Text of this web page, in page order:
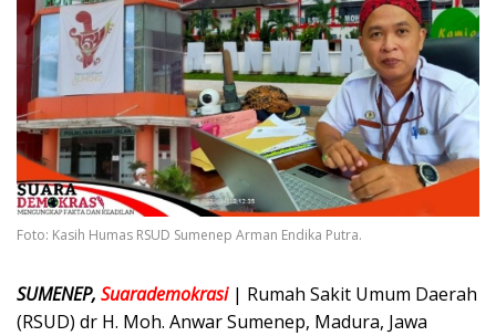
Foto: Kasih Humas RSUD Sumenep Arman Endika Putra.
SUMENEP, Suarademokrasi| Rumah Sakit Umum Daerah
(RSUD) dr H. Moh. Anwar Sumenep, Madura, Jawa